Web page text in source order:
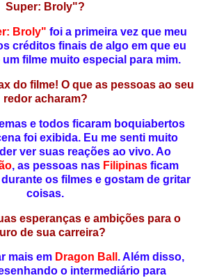
Super: Broly"?
Broly" foi a primeira vez que meu
créditos finais de algo em que eu
filme muito especial para mim.
do filme! O que as pessoas ao seu
redor acharam?
e todos ficaram boquiabertos
foi exibida. Eu me senti muito
ver suas reações ao vivo. Ao
, as pessoas nas Filipinas ficam
os filmes e gostam de gritar
coisas.
esperanças e ambições para o
de sua carreira?
mais em Dragon Ball . Além disso,
o intermediário para